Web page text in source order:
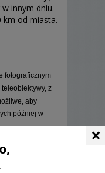
innym dniu.
km od miasta.
fotograficznym
z
aby
później w
×